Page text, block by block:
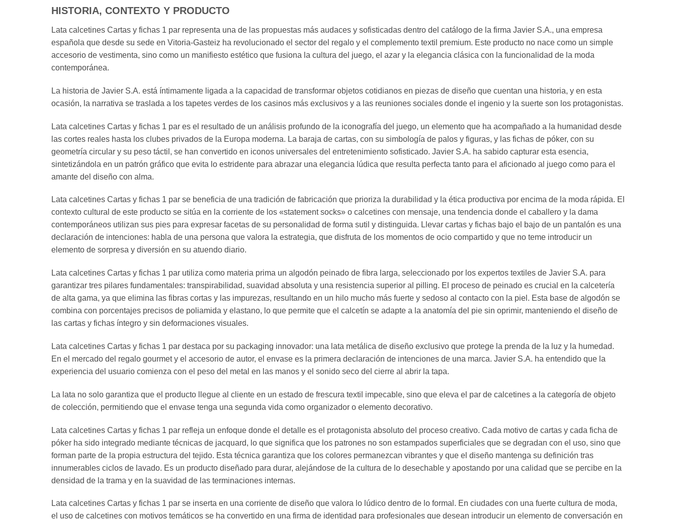
HISTORIA, CONTEXTO Y PRODUCTO
Lata calcetines Cartas y fichas 1 par representa una de las propuestas más audaces y sofisticadas dentro del catálogo de la firma Javier S.A., una empresa
española que desde su sede en Vitoria-Gasteiz ha revolucionado el sector del regalo y el complemento textil premium. Este producto no nace como un simple
accesorio de vestimenta, sino como un manifiesto estético que fusiona la cultura del juego, el azar y la elegancia clásica con la funcionalidad de la moda
contemporánea.
La historia de Javier S.A. está íntimamente ligada a la capacidad de transformar objetos cotidianos en piezas de diseño que cuentan una historia, y en esta
ocasión, la narrativa se traslada a los tapetes verdes de los casinos más exclusivos y a las reuniones sociales donde el ingenio y la suerte son los protagonistas.
Lata calcetines Cartas y fichas 1 par es el resultado de un análisis profundo de la iconografía del juego, un elemento que ha acompañado a la humanidad desde
las cortes reales hasta los clubes privados de la Europa moderna. La baraja de cartas, con su simbología de palos y figuras, y las fichas de póker, con su
geometría circular y su peso táctil, se han convertido en iconos universales del entretenimiento sofisticado. Javier S.A. ha sabido capturar esta esencia,
sintetizándola en un patrón gráfico que evita lo estridente para abrazar una elegancia lúdica que resulta perfecta tanto para el aficionado al juego como para el
amante del diseño con alma.
Lata calcetines Cartas y fichas 1 par se beneficia de una tradición de fabricación que prioriza la durabilidad y la ética productiva por encima de la moda rápida. El
contexto cultural de este producto se sitúa en la corriente de los «statement socks» o calcetines con mensaje, una tendencia donde el caballero y la dama
contemporáneos utilizan sus pies para expresar facetas de su personalidad de forma sutil y distinguida. Llevar cartas y fichas bajo el bajo de un pantalón es una
declaración de intenciones: habla de una persona que valora la estrategia, que disfruta de los momentos de ocio compartido y que no teme introducir un
elemento de sorpresa y diversión en su atuendo diario.
Lata calcetines Cartas y fichas 1 par utiliza como materia prima un algodón peinado de fibra larga, seleccionado por los expertos textiles de Javier S.A. para
garantizar tres pilares fundamentales: transpirabilidad, suavidad absoluta y una resistencia superior al pilling. El proceso de peinado es crucial en la calcetería
de alta gama, ya que elimina las fibras cortas y las impurezas, resultando en un hilo mucho más fuerte y sedoso al contacto con la piel. Esta base de algodón se
combina con porcentajes precisos de poliamida y elastano, lo que permite que el calcetín se adapte a la anatomía del pie sin oprimir, manteniendo el diseño de
las cartas y fichas íntegro y sin deformaciones visuales.
Lata calcetines Cartas y fichas 1 par destaca por su packaging innovador: una lata metálica de diseño exclusivo que protege la prenda de la luz y la humedad.
En el mercado del regalo gourmet y el accesorio de autor, el envase es la primera declaración de intenciones de una marca. Javier S.A. ha entendido que la
experiencia del usuario comienza con el peso del metal en las manos y el sonido seco del cierre al abrir la tapa.
La lata no solo garantiza que el producto llegue al cliente en un estado de frescura textil impecable, sino que eleva el par de calcetines a la categoría de objeto
de colección, permitiendo que el envase tenga una segunda vida como organizador o elemento decorativo.
Lata calcetines Cartas y fichas 1 par refleja un enfoque donde el detalle es el protagonista absoluto del proceso creativo. Cada motivo de cartas y cada ficha de
póker ha sido integrado mediante técnicas de jacquard, lo que significa que los patrones no son estampados superficiales que se degradan con el uso, sino que
forman parte de la propia estructura del tejido. Esta técnica garantiza que los colores permanezcan vibrantes y que el diseño mantenga su definición tras
innumerables ciclos de lavado. Es un producto diseñado para durar, alejándose de la cultura de lo desechable y apostando por una calidad que se percibe en la
densidad de la trama y en la suavidad de las terminaciones internas.
Lata calcetines Cartas y fichas 1 par se inserta en una corriente de diseño que valora lo lúdico dentro de lo formal. En ciudades con una fuerte cultura de moda,
el uso de calcetines con motivos temáticos se ha convertido en una firma de identidad para profesionales que desean introducir un elemento de conversación en